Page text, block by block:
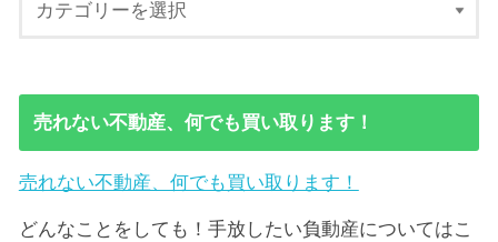
売れない不動産、何でも買い取ります！
売れない不動産、何でも買い取ります！
どんなことをしても！手放したい負動産についてはこ